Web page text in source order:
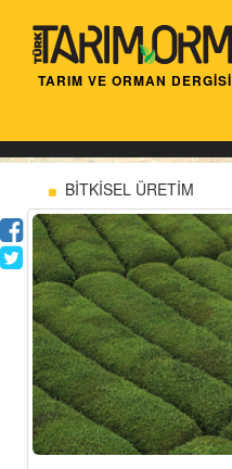
TARIM VE ORMAN DERGİSİ
BİTKİSEL ÜRETİM